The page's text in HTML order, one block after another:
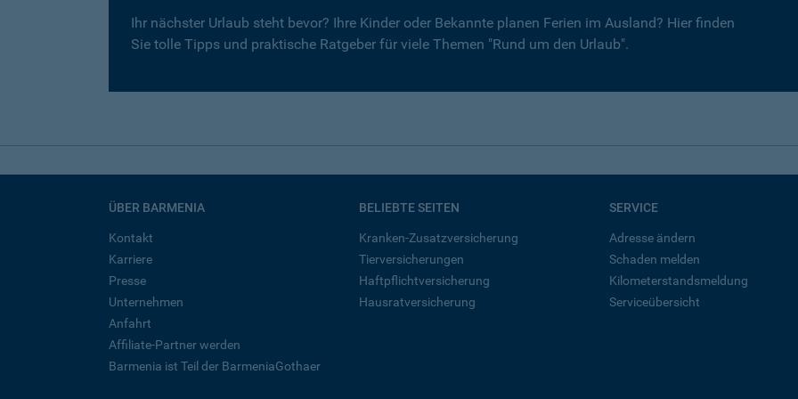
Ihr nächster Urlaub steht bevor? Ihre Kinder oder Bekannte planen Ferien im Ausland? Hier finden
Sie tolle Tipps und praktische Ratgeber für viele Themen "Rund um den Urlaub".
ÜBER BARMENIA
Kontakt
Karriere
Presse
Unternehmen
Anfahrt
Affiliate-Partner werden
Barmenia ist Teil der BarmeniaGothaer
BELIEBTE SEITEN
Kranken-Zusatzversicherung
Tierversicherungen
Haftpflichtversicherung
Hausratversicherung
SERVICE
Adresse ändern
Schaden melden
Kilometerstandsmeldung
Serviceübersicht